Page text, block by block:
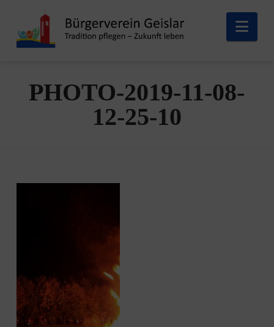
PHOTO-2019-11-08-
12-25-10